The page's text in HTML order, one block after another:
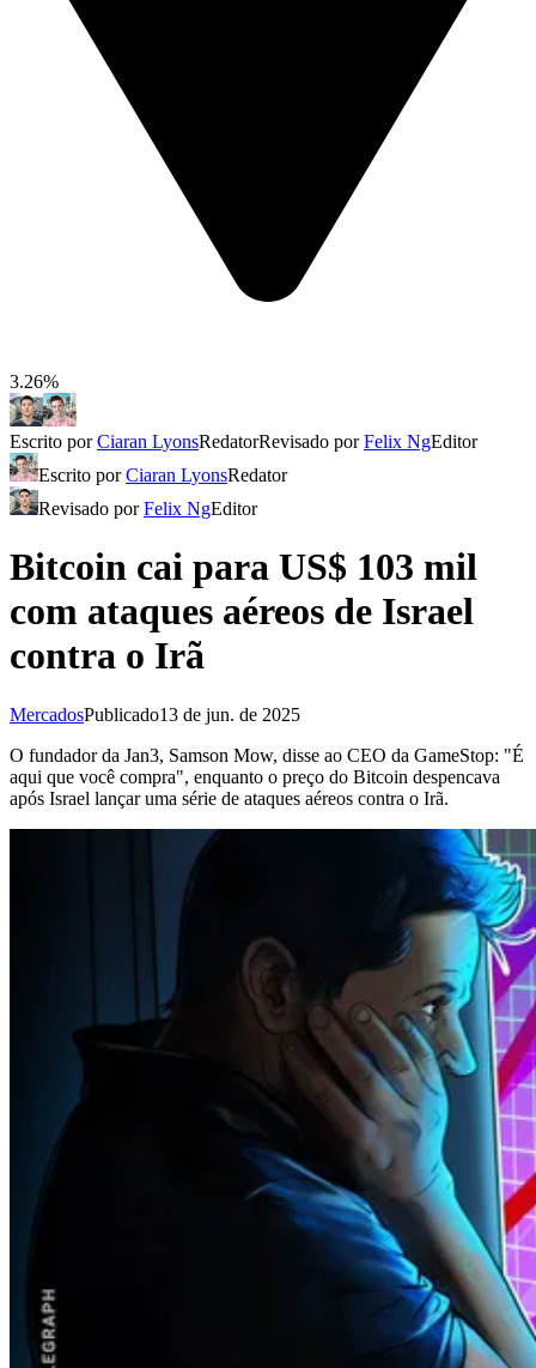
3.26%
Escrito porCiaran LyonsRedatorRevisado porFelix NgEditor
Escrito porCiaran LyonsRedator
Revisado porFelix NgEditor
Bitcoin cai para US$ 103 mil
com ataques aéreos de Israel
contra o Irã
MercadosPublicado13 de jun. de 2025
O fundador da Jan3, Samson Mow, disse ao CEO da GameStop: "É
aqui que você compra", enquanto o preço do Bitcoin despencava
após Israel lançar uma série de ataques aéreos contra o Irã.